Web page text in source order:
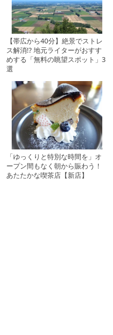
【帯広から40分】絶景でストレ
ス解消!? 地元ライターがおすす
めする「無料の眺望スポット」3
選
「ゆっくりと特別な時間を」オ
ープン間もなく朝から賑わう！
あたたかな喫茶店【新店】